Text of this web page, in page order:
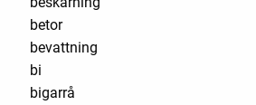
betor
bevattning
bi
bigarrå